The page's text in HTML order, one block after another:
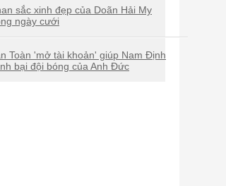
sắc xinh đẹp của Doãn Hải My
ngày cưới
Toàn 'mở tài khoản' giúp Nam Định
bại đội bóng của Anh Đức